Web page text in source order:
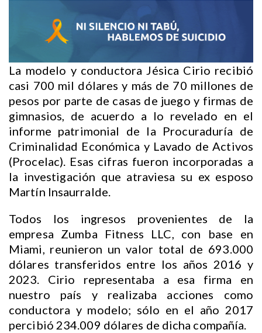
La modelo y conductora Jésica Cirio recibió
casi 700 mil dólares y más de 70 millones de
pesos por parte de casas de juego y firmas de
gimnasios, de acuerdo a lo revelado en el
informe patrimonial de la Procuraduría de
Criminalidad Económica y Lavado de Activos
(Procelac). Esas cifras fueron incorporadas a
la investigación que atraviesa su ex esposo
Martín Insaurralde.
Todos los ingresos provenientes de la
empresa Zumba Fitness LLC, con base en
Miami, reunieron un valor total de 693.000
dólares transferidos entre los años 2016 y
2023. Cirio representaba a esa firma en
nuestro país y realizaba acciones como
conductora y modelo; sólo en el año 2017
percibió 234.009 dólares de dicha compañía.